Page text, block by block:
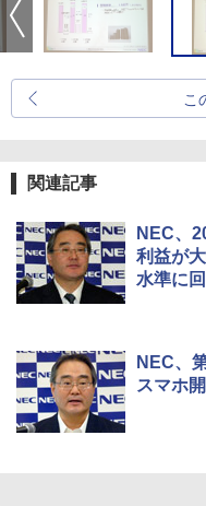
こ
関連記事
NEC、
利益が
水準に
NEC、
スマホ